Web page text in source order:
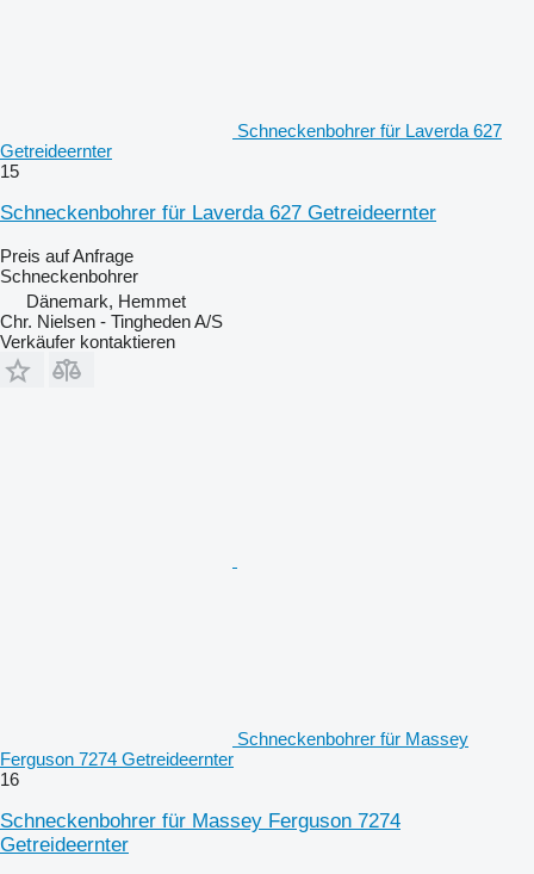
Schneckenbohrer für Laverda 627
Getreideernter
15
Schneckenbohrer für Laverda 627 Getreideernter
Preis auf Anfrage
Schneckenbohrer
Dänemark, Hemmet
Chr. Nielsen - Tingheden A/S
Verkäufer kontaktieren
Schneckenbohrer für Massey
Ferguson 7274 Getreideernter
16
Schneckenbohrer für Massey Ferguson 7274
Getreideernter